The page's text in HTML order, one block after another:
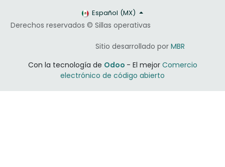
Derechos reservados © Sillas operativas
​​Sitio desarrollado por MBR
Español (MX)
Con la tecnología de Odoo - El mejor Comercio
electrónico de código abierto